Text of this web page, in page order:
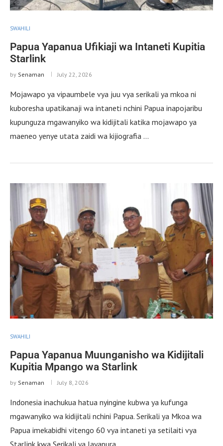
SWAHILI
Papua Yapanua Ufikiaji wa Intaneti Kupitia
Starlink
by Senaman July 22, 2026
Mojawapo ya vipaumbele vya juu vya serikali ya mkoa ni
kuboresha upatikanaji wa intaneti nchini Papua inapojaribu
kupunguza mgawanyiko wa kidijitali katika mojawapo ya
maeneo yenye utata zaidi wa kijiografia …
SWAHILI
Papua Yapanua Muunganisho wa Kidijitali
Kupitia Mpango wa Starlink
by Senaman July 8, 2026
Indonesia inachukua hatua nyingine kubwa ya kufunga
mgawanyiko wa kidijitali nchini Papua. Serikali ya Mkoa wa
Papua imekabidhi vitengo 60 vya intaneti ya setilaiti vya
Starlink kwa Serikali ya Jayapura …